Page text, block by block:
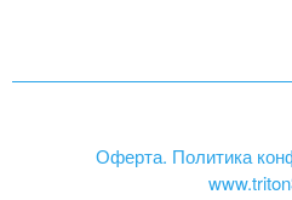
Оферта. Политика